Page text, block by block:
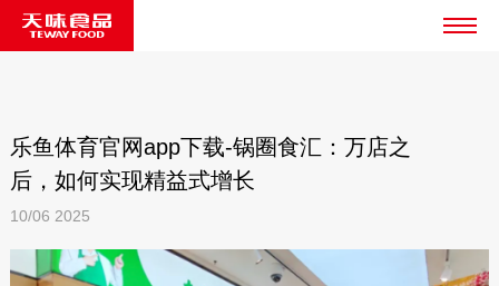
乐鱼体育官网app下载-锅圈食汇：万店之
后，如何实现精益式增长
10/06 2025